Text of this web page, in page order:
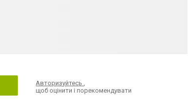
Авторизуйтесь,
щоб оцінити і порекомендувати